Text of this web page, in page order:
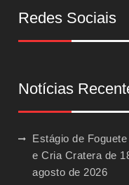
Redes Sociais
Notícias
Estágio de
e Cria Cratera de
agosto de 2026